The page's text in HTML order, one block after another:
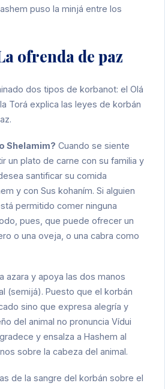
puso la minjá entre los
ofrenda de paz
dos tipos de korbanot: el Olá
Torá explica las leyes de korbán
Shelamim? Cuando se siente
un plato de carne con su familia y
santificar su comida
y con Sus kohaním. Si alguien
permitido comer ninguna
pues, que puede ofrecer un
o una oveja, o una cabra como
azara y apoya las dos manos
(semijá). Puesto que el korbán
sino que expresa alegría y
del animal no pronuncia Vídui
y ensalza a Hashem al
sobre la cabeza del animal.
de la sangre del korbán sobre el